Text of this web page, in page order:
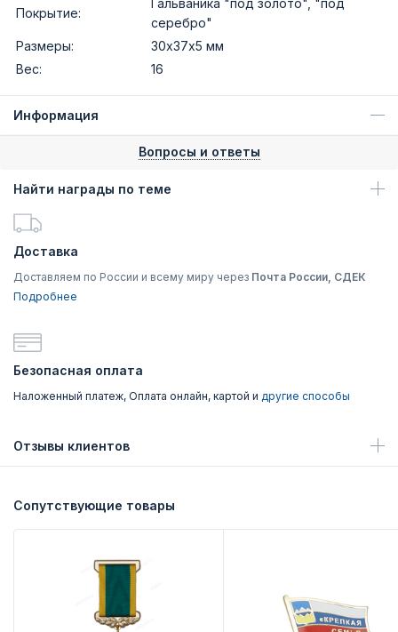
Покрытие:
серебро"
Размеры:
30х37х5 мм
Вес:
16
Информация
Вопросы и ответы
Найти награды по теме
Доставка
Доставляем по России и всему миру через Почта России, СДЕК
Подробнее
Безопасная оплата
Наложенный платеж, Оплата онлайн, картой и другие способы
Отзывы клиентов
Сопутствующие товары